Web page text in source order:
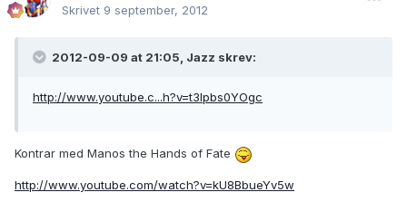
Skrivet 9 september, 2012
2012-09-09 at 21:05, Jazz skrev:
http://www.youtube.c...h?v=t3Ipbs0YOgc
Kontrar med Manos the Hands of Fate
http://www.youtube.com/watch?v=kU8BbueYv5w